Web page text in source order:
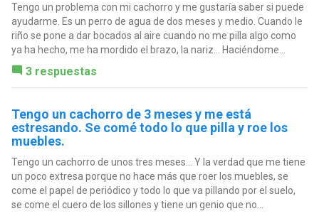
Tengo un problema con mi cachorro y me gustaría saber si puede
ayudarme. Es un perro de agua de dos meses y medio. Cuando le
riño se pone a dar bocados al aire cuando no me pilla algo como
ya ha hecho, me ha mordido el brazo, la nariz... Haciéndome...
3 respuestas
Tengo un cachorro de 3 meses y me está
estresando. Se comé todo lo que pilla y roe los
muebles.
Tengo un cachorro de unos tres meses... Y la verdad que me tiene
un poco extresa porque no hace más que roer los muebles, se
come el papel de periódico y todo lo que va pillando por el suelo,
se come el cuero de los sillones y tiene un genio que no...